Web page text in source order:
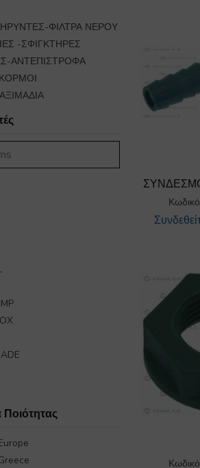
ΦΙΛΤΡΑ ΝΕΡΟΥ
-ΣΦΙΓΚΤΗΡΕΣ
ΑΝΤΕΠΙΣΤΡΟΦΑ
ΠΛΥΣΗΣ-ΑΠΟΠΛΥΣΗΣ
ΜΠΟΥΤΟΝ/
ΚΑΡΤΟΥΤΣΕΣ
ΑΣΦΑΛΕΙΑΣ
ΛΕΙΤΟΥΡΓΙΑΣ
ΕΔΡΑΝΑ
ΕΠΑΓΓΕΛΜΑΤΙΚΟΥ
ΠΛΗΚΤΡΟΛΟΓΙΑ